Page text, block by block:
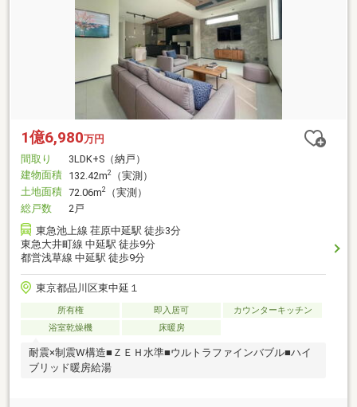
1億6,980万円
間取り
3LDK+S（納戸）
建物面積 132.42m2
（実測）
土地面積 72.06m2
（実測）
総戸数
2戸
東急池上線 荏原中延駅 徒歩3分
東急大井町線 中延駅 徒歩9分
都営浅草線 中延駅 徒歩9分
東京都品川区東中延１
所有権 即入居可
カウンターキッチン
浴室乾燥機
床暖房
耐震×制震W構造■ＺＥＨ水準■ウルトラファインバブル■ハイ
ブリッド暖房給湯